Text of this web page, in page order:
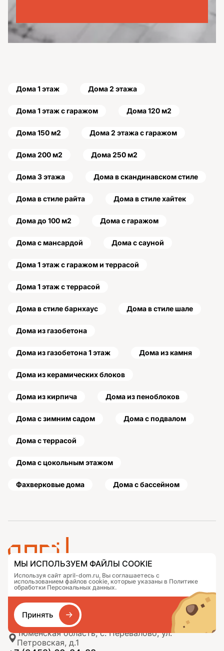
Дома 1 этаж Дома 2 этажа
Дома 1 этаж с гаражом Дома 120 м2
Дома 150 м2 Дома 2 этажа с гаражом
Дома 200 м2 Дома 250 м2
Дома 3 этажа Дома в скандинавском стиле
Дома в стиле райта Дома в стиле хайтек
Дома до 100 м2 Дома с гаражом
Дома с мансардой Дома с сауной
Дома 1 этаж с гаражом и террасой
Дома 1 этаж с террасой
Дома в стиле барнхаус Дома в стиле шале
Дома из газобетона
Дома из газобетона 1 этаж Дома из камня
Дома из керамических блоков
Дома из кирпича Дома из пеноблоков
Дома с зимним садом Дома с подвалом
Дома с террасой
Дома с цокольным этажом
Фахверковые дома Дома с бассейном
Проекты
Подобрать дом
Портфолио
О компании
Сравнение
Контакты
Журнал
Как заказать
Тюменская область, с. Перевалово, ул.
Петровская, д.1
МЫ ИСПОЛЬЗУЕМ ФАЙЛЫ COOKIE
Используя сайт april-dom.ru, Вы соглашаетесь с
использованием файлов cookie, которые указаны в Политике
обработки Персональных данных.
Принять